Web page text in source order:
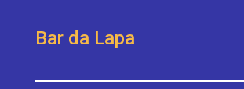
Bar da Lapa